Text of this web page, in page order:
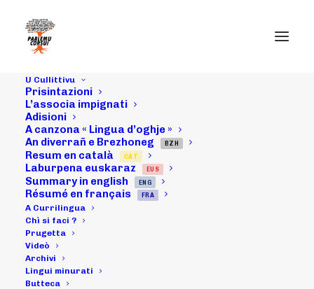
U Cullittivu
Prisintazioni
L’associa impignati
Adisioni
A canzona « Lingua d’oghje »
An diverrañ e Brezhoneg
BZH
Resum en català CAT
Laburpena euskaraz EUS
Summary in english ENG
Résumé en français FRA
A Currilingua
Chì si faci ?
Prugetta
Videò
Archivi
Lingui minurati
Butteca
01/06/24 :
"Parlemu Corsu
!" susteni a
mubilizazioni di
Scola Corsa è di